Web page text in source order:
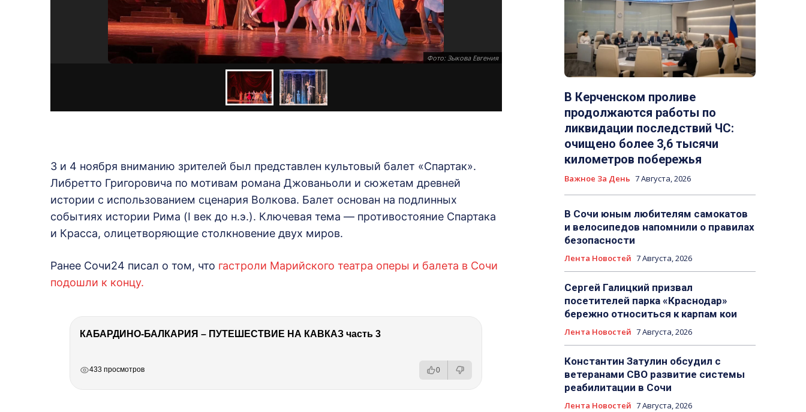
Фото: Зыкова Евгения
3 и 4 ноября вниманию зрителей был представлен культовый балет «Спартак».
Либретто Григоровича по мотивам романа Джованьоли и сюжетам древней
истории с использованием сценария Волкова. Балет основан на подлинных
событиях истории Рима (I век до н.э.). Ключевая тема — противостояние Спартака
и Красса, олицетворяющие столкновение двух миров.
Ранее Сочи24 писал о том, что гастроли Марийского театра оперы и балета в Сочи
подошли к концу.
КАБАРДИНО-БАЛКАРИЯ – ПУТЕШЕСТВИЕ НА КАВКАЗ часть 3
433 просмотров 0
В Керченском проливе
продолжаются работы по
ликвидации последствий ЧС:
очищено более 3,6 тысячи
километров побережья
Важное За День 7 Августа, 2026
В Сочи юным любителям самокатов
и велосипедов напомнили о правилах
безопасности
Лента Новостей 7 Августа, 2026
Сергей Галицкий призвал
посетителей парка «Краснодар»
бережно относиться к карпам кои
Лента Новостей 7 Августа, 2026
Константин Затулин обсудил с
ветеранами СВО развитие системы
реабилитации в Сочи
Лента Новостей 7 Августа, 2026